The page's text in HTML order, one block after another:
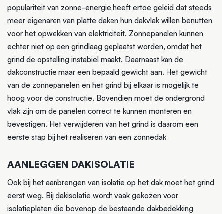
populariteit van zonne-energie heeft ertoe geleid dat steeds
meer eigenaren van platte daken hun dakvlak willen benutten
voor het opwekken van elektriciteit. Zonnepanelen kunnen
echter niet op een grindlaag geplaatst worden, omdat het
grind de opstelling instabiel maakt. Daarnaast kan de
dakconstructie maar een bepaald gewicht aan. Het gewicht
van de zonnepanelen en het grind bij elkaar is mogelijk te
hoog voor de constructie. Bovendien moet de ondergrond
vlak zijn om de panelen correct te kunnen monteren en
bevestigen. Het verwijderen van het grind is daarom een
eerste stap bij het realiseren van een zonnedak.
AANLEGGEN DAKISOLATIE
Ook bij het aanbrengen van isolatie op het dak moet het grind
eerst weg. Bij dakisolatie wordt vaak gekozen voor
isolatieplaten die bovenop de bestaande dakbedekking